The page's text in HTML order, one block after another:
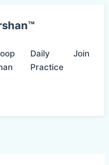
Daily
Practice
Join